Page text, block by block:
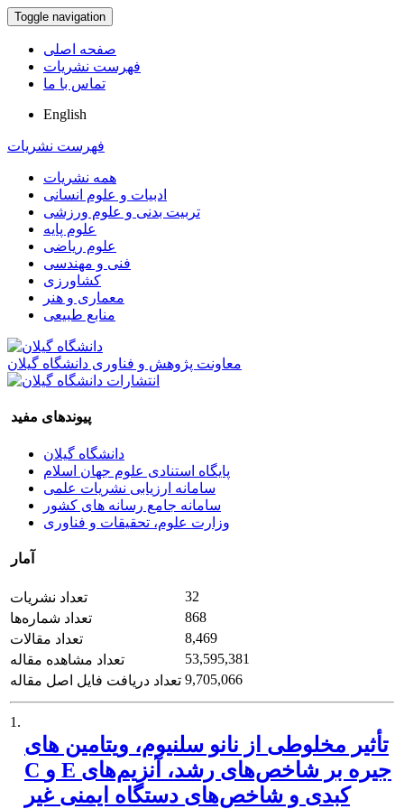
Toggle navigation
صفحه اصلی
فهرست نشریات
تماس با ما
English
فهرست نشریات
همه نشریات
ادبیات و علوم انسانی
تربیت بدنی و علوم ورزشی
علوم پایه
علوم ریاضی
فنی و مهندسی
کشاورزی
معماری و هنر
منابع طبیعی
معاونت پژوهش و فناوری دانشگاه گیلان
پیوندهای مفید
دانشگاه گیلان
پایگاه استنادی علوم جهان اسلام
سامانه ارزیابی نشریات علمی
سامانه جامع رسانه های کشور
وزارت علوم، تحقیقات و فناوری
آمار
تعداد نشریات
32
تعداد شماره‌ها
868
تعداد مقالات
8,469
تعداد مشاهده مقاله
53,595,381
تعداد دریافت فایل اصل مقاله 9,705,066
1.
تأثیر مخلوطی از نانو سلنیوم، ویتامین های
C و E جیره بر شاخص‌های رشد، آنزیم‌های
کبدی و شاخص‌های دستگاه ایمنی غیر